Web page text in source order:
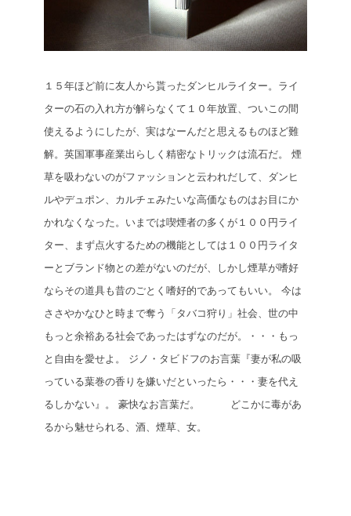
１５年ほど前に友人から貰ったダンヒルライター。ライ
ターの石の入れ方が解らなくて１０年放置、ついこの間
使えるようにしたが、実はなーんだと思えるものほど難
解。英国軍事産業出らしく精密なトリックは流石だ。
煙
草を吸わないのがファッションと云われだして、ダンヒ
ルやデュポン、カルチェみたいな高価なものはお目にか
かれなくなった。いまでは喫煙者の多くが１００円ライ
ター、まず点火するための機能としては１００円ライタ
ーとブランド物との差がないのだが、しかし煙草が嗜好
ならその道具も昔のごとく嗜好的であってもいい。
今は
ささやかなひと時まで奪う「タバコ狩り」社会、世の中
もっと余裕ある社会であったはずなのだが。・・・もっ
と自由を愛せよ。
ジノ・タビドフのお言葉『妻が私の吸
っている葉巻の香りを嫌いだといったら・・・妻を代え
るしかない』。
豪快なお言葉だ。 どこかに毒があ
るから魅せられる、酒、煙草、女。